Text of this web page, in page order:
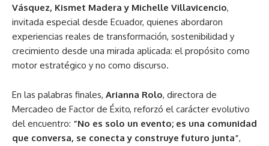
Vásquez, Kismet Madera y Michelle Villavicencio,
invitada especial desde Ecuador, quienes abordaron
experiencias reales de transformación, sostenibilidad y
crecimiento desde una mirada aplicada: el propósito como
motor estratégico y no como discurso.
En las palabras finales, Arianna Rolo, directora de
Mercadeo de Factor de Éxito, reforzó el carácter evolutivo
del encuentro: “No es solo un evento; es una comunidad
que conversa, se conecta y construye futuro junta”,